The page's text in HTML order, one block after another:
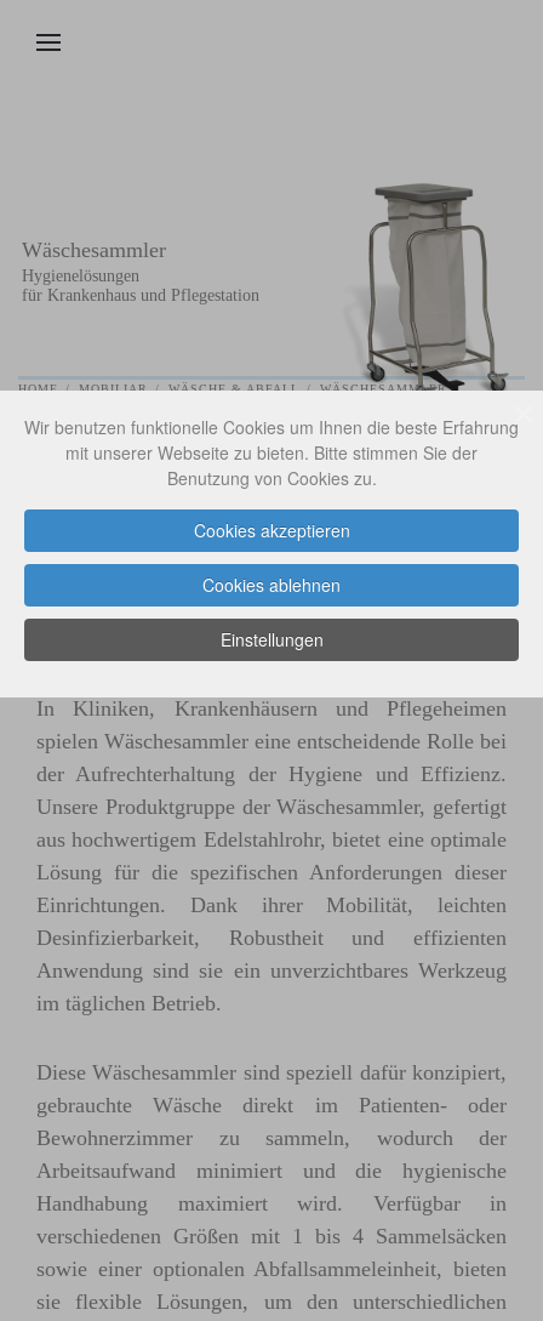
Wir benutzen funktionelle Cookies um Ihnen die beste Erfahrung
mit unserer Webseite zu bieten. Bitte stimmen Sie der
Benutzung von Cookies zu.
Cookies akzeptieren
Cookies ablehnen
Einstellungen
Zum Hauptinhalt springen
Wäschesammler
Hygienelösungen
für Krankenhaus und Pflegestation
HOME MOBILIAR WÄSCHE & ABFALL WÄSCHESAMMLER
Wäschehandhabung in
medizinischen Einrichtungen
In Kliniken, Krankenhäusern und Pflegeheimen
spielen Wäschesammler eine entscheidende Rolle bei
der Aufrechterhaltung der Hygiene und Effizienz.
Unsere Produktgruppe der Wäschesammler, gefertigt
aus hochwertigem Edelstahlrohr, bietet eine optimale
Lösung für die spezifischen Anforderungen dieser
Einrichtungen. Dank ihrer Mobilität, leichten
Desinfizierbarkeit, Robustheit und effizienten
Anwendung sind sie ein unverzichtbares Werkzeug
im täglichen Betrieb.
Diese Wäschesammler sind speziell dafür konzipiert,
gebrauchte Wäsche direkt im Patienten- oder
Bewohnerzimmer zu sammeln, wodurch der
Arbeitsaufwand minimiert und die hygienische
Handhabung maximiert wird. Verfügbar in
verschiedenen Größen mit 1 bis 4 Sammelsäcken
sowie einer optionalen Abfallsammeleinheit, bieten
sie flexible Lösungen, um den unterschiedlichen